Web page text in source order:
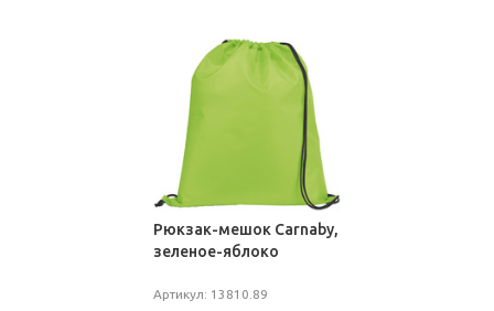
Рюкзак-мешок Carnaby,
зеленое-яблоко
Артикул: 13810.89